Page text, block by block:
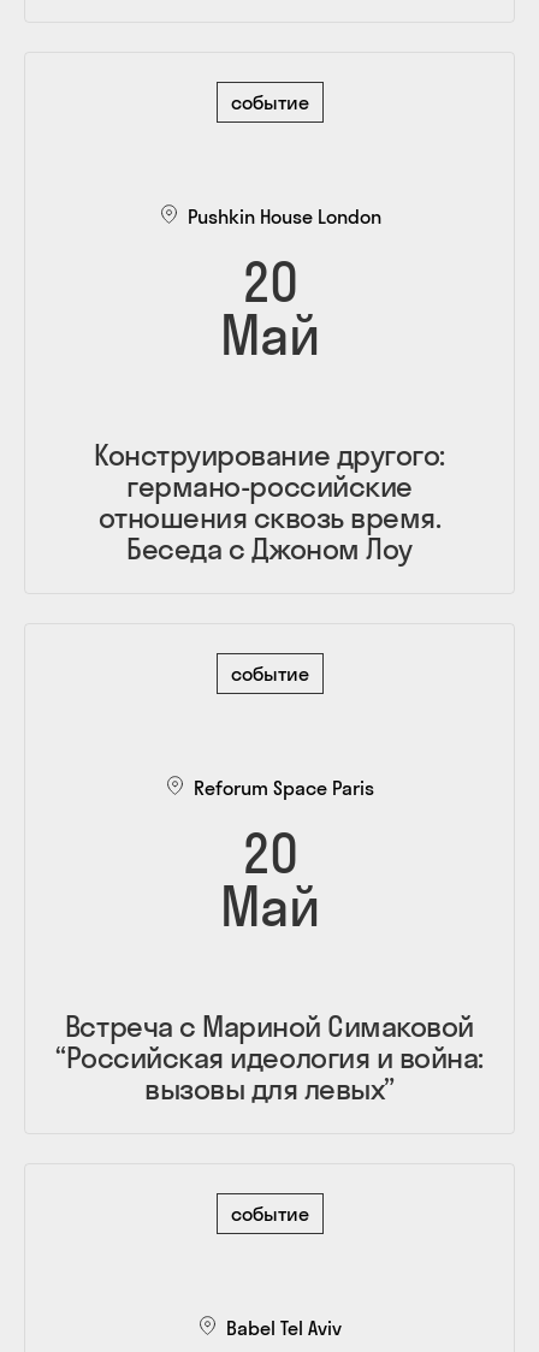
событие
Pushkin House London
20
Май
Конструирование другого:
германо-российские
отношения сквозь время.
Беседа с Джоном Лоу
событие
Reforum Space Paris
20
Май
Встреча с Мариной Симаковой
“Российская идеология и война:
вызовы для левых”
событие
Babel Tel Aviv